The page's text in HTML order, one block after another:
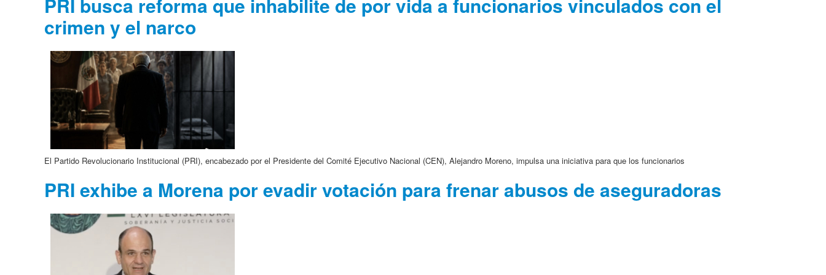
PRI busca reforma que inhabilite de por vida a funcionarios vinculados con el
crimen y el narco
El Partido Revolucionario Institucional (PRI), encabezado por el Presidente del Comité Ejecutivo Nacional (CEN), Alejandro Moreno, impulsa una iniciativa para que los funcionarios
PRI exhibe a Morena por evadir votación para frenar abusos de aseguradoras